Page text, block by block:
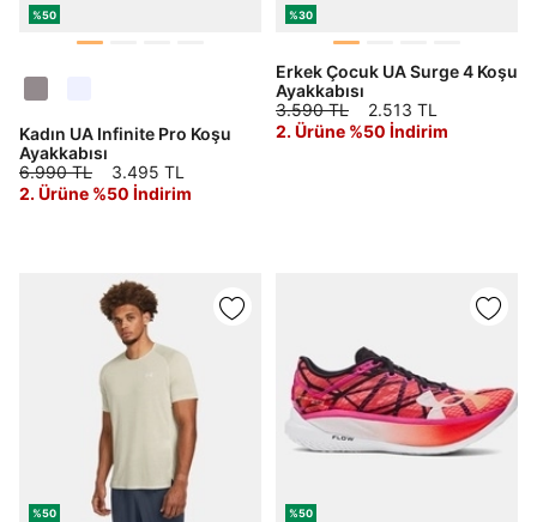
Tümünü Gör
%50
Kadın UA Infinite Pro Koşu
Ayakkabısı
6.990 TL
3.495 TL
2. Ürüne %50 İndirim
%30
Erkek Çocuk UA Surge 4 Koşu
Ayakkabısı
3.590 TL
2.513 TL
2. Ürüne %50 İndirim
%50 %50